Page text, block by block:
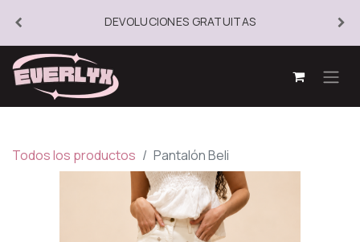
DEVOLUCIONES GRATUITAS
Todos los productos Pantalón Beli